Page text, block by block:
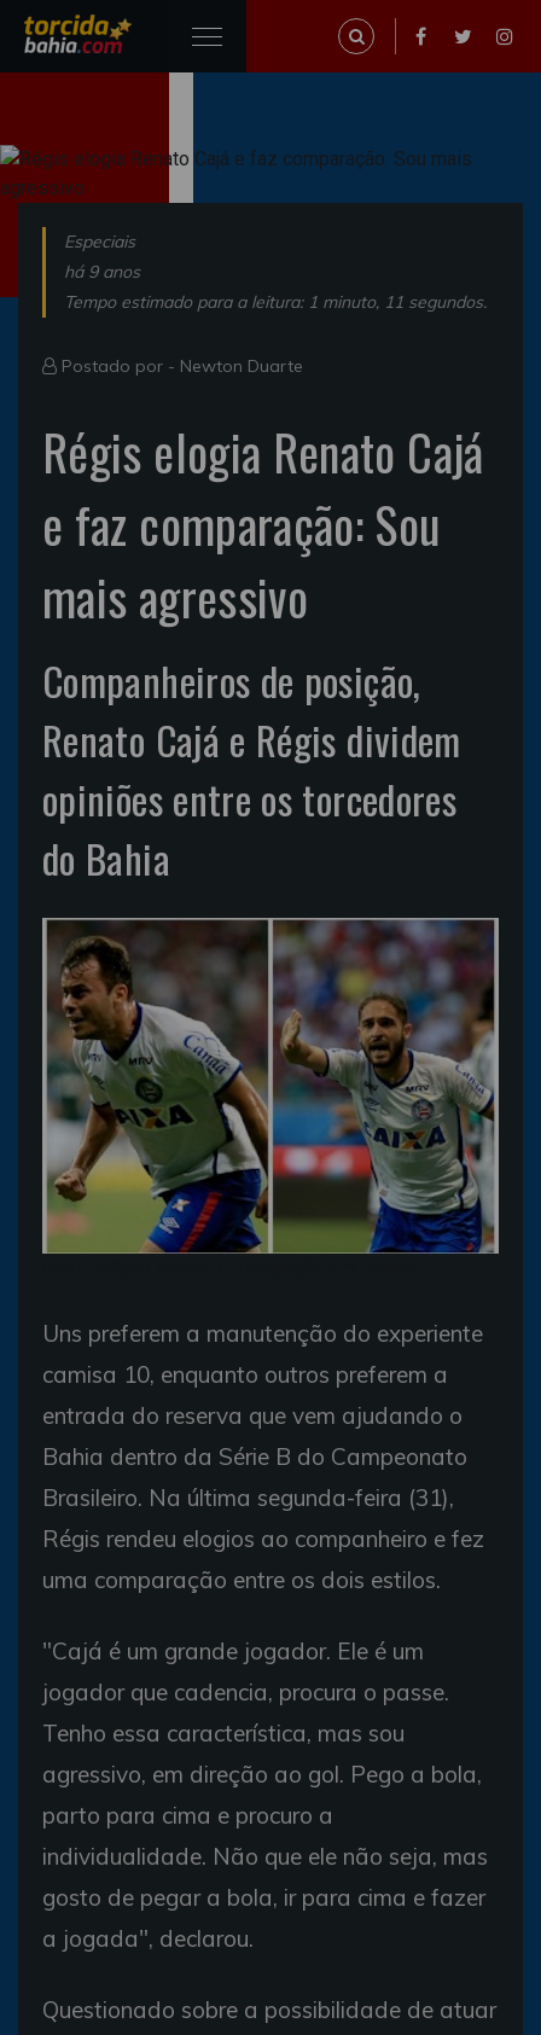
Especiais
há 9 anos
Tempo estimado para a leitura: 1 minuto, 11 segundos.
Postado por - Newton Duarte
Régis elogia Renato Cajá
e faz comparação: Sou
mais agressivo
Companheiros de posição,
Renato Cajá e Régis dividem
opiniões entre os torcedores
do Bahia
Uns preferem a manutenção do experiente
camisa 10, enquanto outros preferem a
entrada do reserva que vem ajudando o
Bahia dentro da Série B do Campeonato
Brasileiro. Na última segunda-feira (31),
Régis rendeu elogios ao companheiro e fez
uma comparação entre os dois estilos.
"Cajá é um grande jogador. Ele é um
jogador que cadencia, procura o passe.
Tenho essa característica, mas sou
agressivo, em direção ao gol. Pego a bola,
parto para cima e procuro a
individualidade. Não que ele não seja, mas
gosto de pegar a bola, ir para cima e fazer
a jogada", declarou.
Questionado sobre a possibilidade de atuar